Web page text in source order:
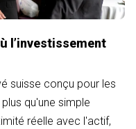
l’investissement
suisse conçu pour les
qu'une simple
réelle avec l'actif,